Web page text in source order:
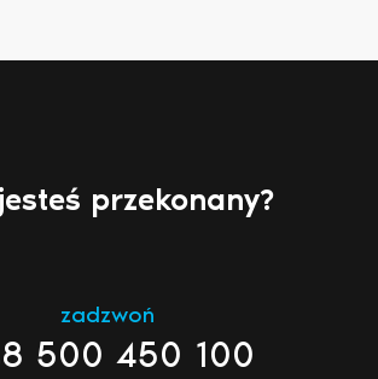
przekonany?
zadzwoń
500 450 100